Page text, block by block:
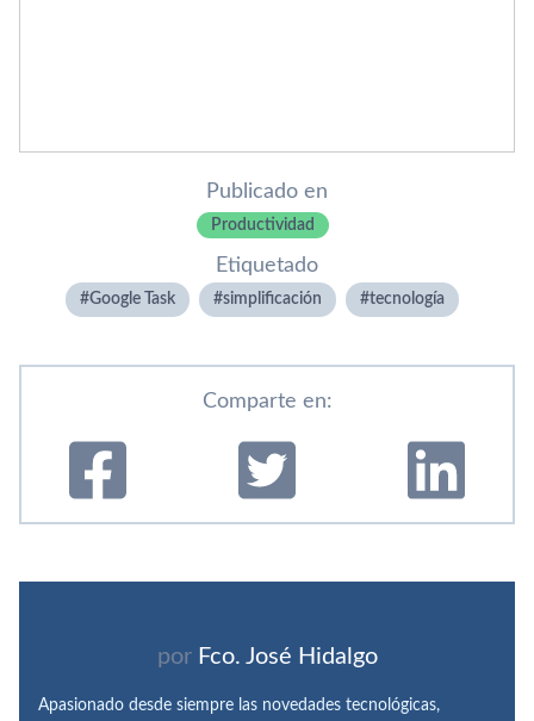
Publicado en
Productividad
Etiquetado
Google Task simplificación tecnologí­a
Comparte en:
por Fco. José Hidalgo
Apasionado desde siempre las novedades tecnológicas,